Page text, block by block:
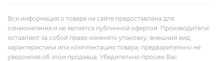
Вся информация о товаре на сайте предоставлена для
ознакомления и не является публичной офертой. Производители
оставляют за собой право изменять упаковку, внешний вид,
характеристики или комплектацию товара, предварительно не
уведомляя об этом продавца. Убедительно просим Вас